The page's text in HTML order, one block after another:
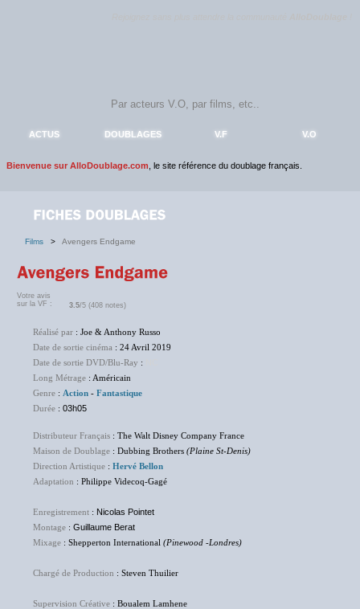
ACTUS DOUBLAGES V.F V.O
Bienvenue sur AlloDoublage.com , le site référence du doublage français.
Films > Avengers Endgame
Votre avis
sur la VF :
3.5/5 (408 notes)
Réalisé par : Joe & Anthony Russo
Date de sortie cinéma : 24 Avril 2019
Date de sortie DVD/Blu-Ray :
Long Métrage : Américain
Genre : Action - Fantastique
Durée : 03h05
Distributeur Français : The Walt Disney Company France
Maison de Doublage : Dubbing Brothers (Plaine St-Denis)
Direction Artistique : Hervé Bellon
Adaptation : Philippe Videcoq-Gagé
Enregistrement : Nicolas Pointet
Montage : Guillaume Berat
Mixage : Shepperton International (Pinewood -Londres)
Chargé de Production : Steven Thuilier
Supervision Créative : Boualem Lamhene